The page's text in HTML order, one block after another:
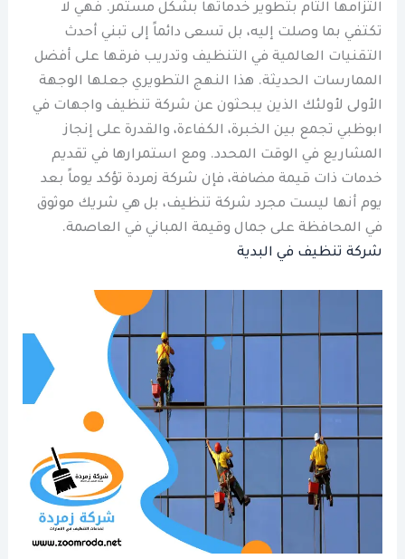
التزامها التام بتطوير خدماتها بشكل مستمر. فهي لا
تكتفي بما وصلت إليه، بل تسعى دائماً إلى تبني أحدث
التقنيات العالمية في التنظيف وتدريب فرقها على أفضل
الممارسات الحديثة. هذا النهج التطويري جعلها الوجهة
الأولى لأولئك الذين يبحثون عن شركة تنظيف واجهات في
ابوظبي تجمع بين الخبرة، الكفاءة، والقدرة على إنجاز
المشاريع في الوقت المحدد. ومع استمرارها في تقديم
خدمات ذات قيمة مضافة، فإن شركة زمردة تؤكد يوماً بعد
يوم أنها ليست مجرد شركة تنظيف، بل هي شريك موثوق
في المحافظة على جمال وقيمة المباني في العاصمة.
شركة تنظيف في البدية